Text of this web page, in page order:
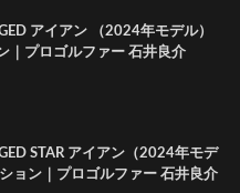
アイアン （2024年モデル）
｜プロゴルファー 石井良介
STAR アイアン（2024年モデ
ョン｜プロゴルファー 石井良介